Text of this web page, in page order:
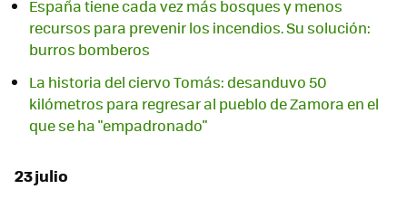
España tiene cada vez más bosques y menos
recursos para prevenir los incendios. Su solución:
burros bomberos
La historia del ciervo Tomás: desanduvo 50
kilómetros para regresar al pueblo de Zamora en el
que se ha "empadronado"
23 julio